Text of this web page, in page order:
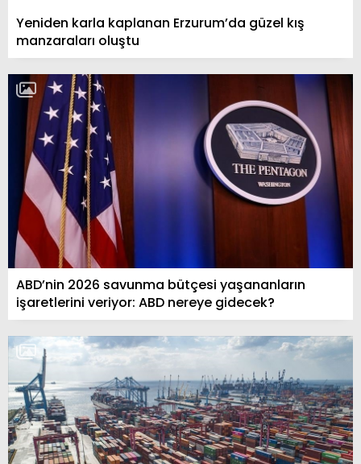
Yeniden karla kaplanan Erzurum’da güzel kış
manzaraları oluştu
ABD’nin 2026 savunma bütçesi yaşananların
işaretlerini veriyor: ABD nereye gidecek?